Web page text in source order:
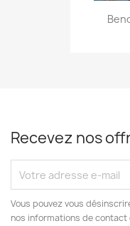
Recevez nos
Vous pouvez vous
nos informations de